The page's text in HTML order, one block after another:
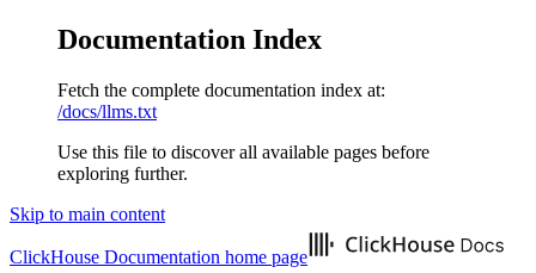
Documentation Index
Fetch the complete documentation index at:
/docs/llms.txt
Use this file to discover all available pages before
exploring further.
Skip to main content
ClickHouse Documentation home page